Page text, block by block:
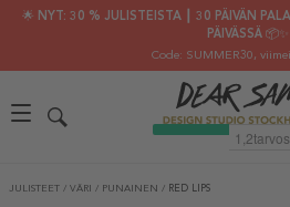
🌟 NYT: 30 % JULISTEISTA ┃ 30 PÄIVÄN
PÄIVÄSSÄ 📦✨
Code: SUMMER30,
JULISTEET / VÄRI / PUNAINEN / RED LIPS